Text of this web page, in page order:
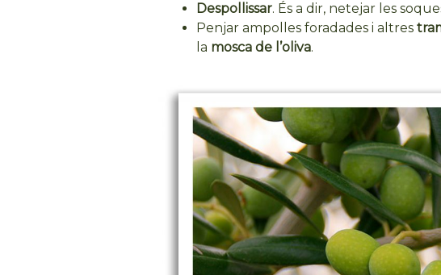
Despollissar. És a dir, netejar les
Penjar ampolles foradades i altres
la mosca de l’oliva.